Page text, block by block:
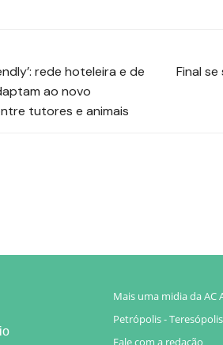
rede hoteleira e de
ao novo
tutores e animais
Final
Mais uma midia da AC
Petrópolis -
Fale com a redação